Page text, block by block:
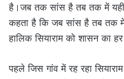
है।जब तक सांस है तब तक में यही
कहता है कि जब सांस है तब तक में
हालिक सियाराम को शासन का
पहले जिस गांव में रह रहा